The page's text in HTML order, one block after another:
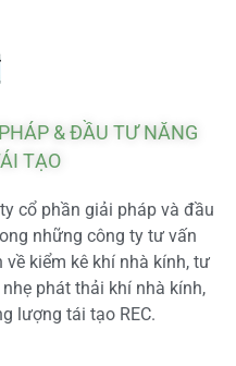
& ĐẦU TƯ NĂNG
TẠO
cổ phần giải pháp và đầu
những công ty tư vấn
kiểm kê khí nhà kính, tư
phát thải khí nhà kính,
lượng tái tạo REC.